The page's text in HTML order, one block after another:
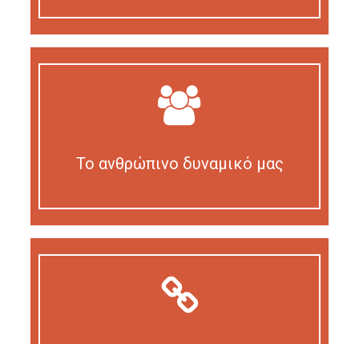
Το ανθρώπινο δυναμικό μας